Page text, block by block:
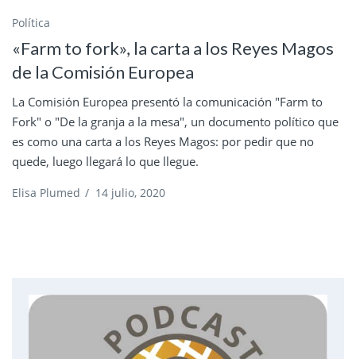
Política
«Farm to fork», la carta a los Reyes Magos
de la Comisión Europea
La Comisión Europea presentó la comunicación "Farm to
Fork" o "De la granja a la mesa", un documento político que
es como una carta a los Reyes Magos: por pedir que no
quede, luego llegará lo que llegue.
Elisa Plumed / 14 julio, 2020